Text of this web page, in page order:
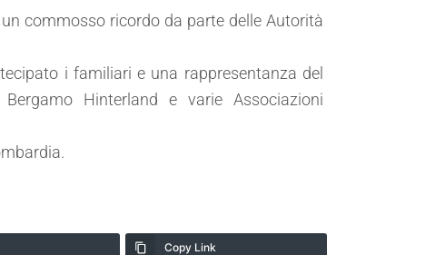
commosso ricordo da parte delle Autorità
i familiari e una rappresentanza del
Hinterland e varie Associazioni
Copy Link